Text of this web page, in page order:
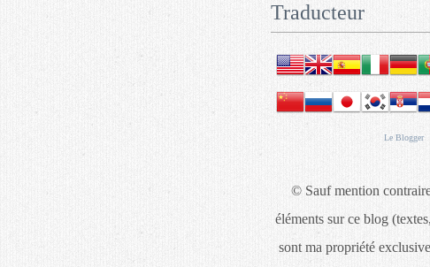
Traducteur
Le Blogger
© Sauf mention
éléments sur ce blog
sont ma propriété